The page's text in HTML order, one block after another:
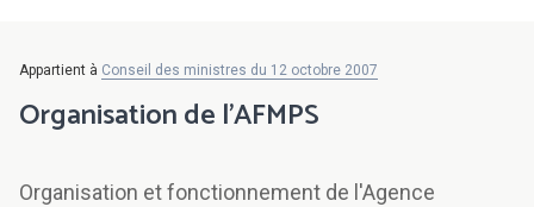
Appartient à Conseil des ministres du 12 octobre 2007
Organisation de l'AFMPS
Organisation et fonctionnement de l'Agence